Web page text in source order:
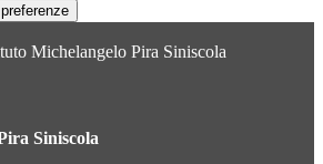
Michelangelo Pira Siniscola
Siniscola